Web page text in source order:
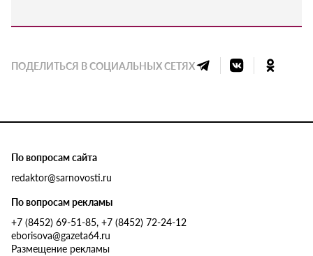
ПОДЕЛИТЬСЯ В СОЦИАЛЬНЫХ СЕТЯХ
По вопросам сайта
redaktor@sarnovosti.ru
По вопросам рекламы
+7 (8452) 69-51-85, +7 (8452) 72-24-12
eborisova@gazeta64.ru
Размещение рекламы